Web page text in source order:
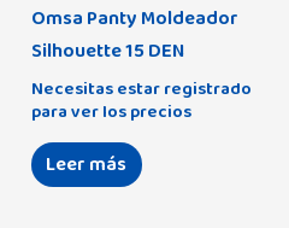
Omsa Panty Moldeador
Silhouette 15 DEN
Necesitas estar registrado
para ver los precios
Leer más